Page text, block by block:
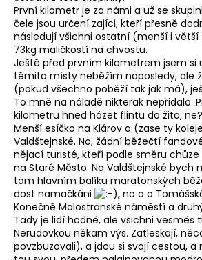
První kilometr je za námi a už se
čele jsou určení zajíci, kteří přesně
následují všichni ostatní (menší i
73kg maličkostí na chvostu.
Ještě před prvním kilometrem jsem si
těmito místy neběžím naposledy, ale
(pokud všechno poběží tak jak má),
To mně na náladě nikterak nepřidalo.
kilometru hned házet flintu do žita,
Menší esíčko na Klárov a (zase ty
Valdštejnské. No, žádní běžečtí
nějací turisté, kteří podle směru
na Staré Město. Na Valdštejnské bych
tom hlavním balíku maratonských
dost namačkáni
, no a o
Konečně Malostranské náměstí a
Tady je lidí hodně, ale všichni vesměs
Nerudovkou někam výš. Zatleskají,
povzbuzovali), a jdou si svojí cestou,